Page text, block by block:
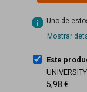
info Uno de
Mostrar
Este
5,98 €